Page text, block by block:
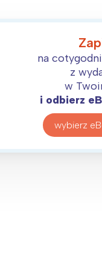
na
z
w
i odbierz
wybierz